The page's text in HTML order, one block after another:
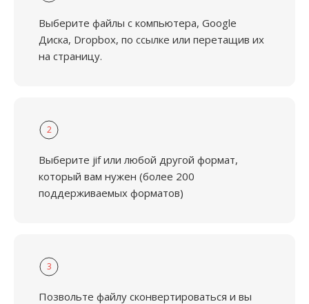
Выберите файлы с компьютера, Google
Диска, Dropbox, по ссылке или перетащив их
на страницу.
2
Выберите jif или любой другой формат,
который вам нужен (более 200
поддерживаемых форматов)
3
Позвольте файлу сконвертироваться и вы